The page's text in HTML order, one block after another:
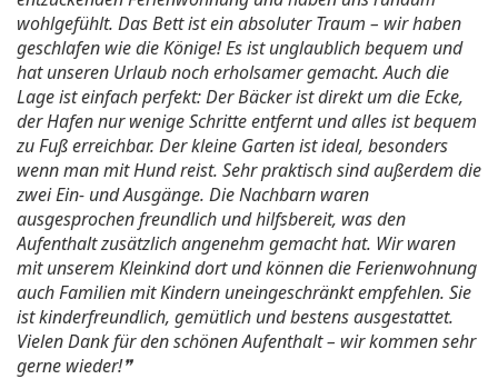
wohlgefühlt. Das Bett ist ein absoluter Traum – wir haben
geschlafen wie die Könige! Es ist unglaublich bequem und
hat unseren Urlaub noch erholsamer gemacht. Auch die
Lage ist einfach perfekt: Der Bäcker ist direkt um die Ecke,
der Hafen nur wenige Schritte entfernt und alles ist bequem
zu Fuß erreichbar. Der kleine Garten ist ideal, besonders
wenn man mit Hund reist. Sehr praktisch sind außerdem die
zwei Ein- und Ausgänge. Die Nachbarn waren
ausgesprochen freundlich und hilfsbereit, was den
Aufenthalt zusätzlich angenehm gemacht hat. Wir waren
mit unserem Kleinkind dort und können die Ferienwohnung
auch Familien mit Kindern uneingeschränkt empfehlen. Sie
ist kinderfreundlich, gemütlich und bestens ausgestattet.
Vielen Dank für den schönen Aufenthalt – wir kommen sehr
gerne wieder!